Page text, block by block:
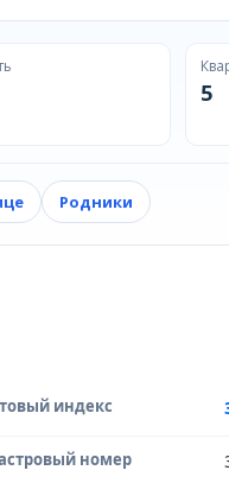
5
Родники
индекс
номер